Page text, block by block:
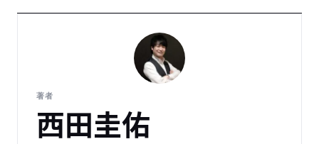
著者
西田圭佑